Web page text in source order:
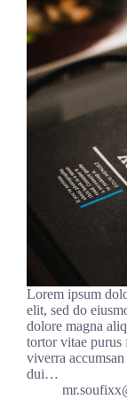
Lorem ipsum
elit, sed do
dolore magna
tortor vitae purus
viverra
dui…